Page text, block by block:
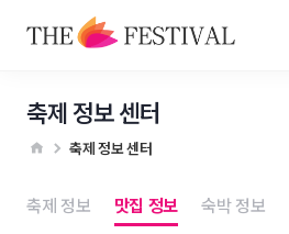
축제 정보 센터
축제 정보 센터
축제 정보 맛집 정보 숙박 정보